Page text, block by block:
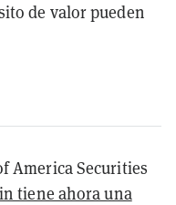
de valor pueden
America Securities
tiene ahora una